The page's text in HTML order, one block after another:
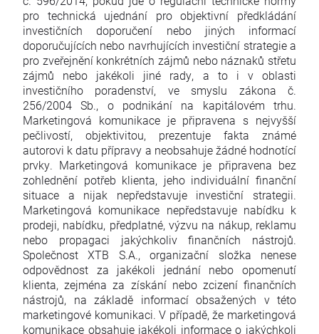
pro technická ujednání pro objektivní předkládání
investičních doporučení nebo jiných informací
doporučujících nebo navrhujících investiční strategie a
pro zveřejnění konkrétních zájmů nebo náznaků střetu
zájmů nebo jakékoli jiné rady, a to i v oblasti
investičního poradenství, ve smyslu zákona č.
256/2004 Sb., o podnikání na kapitálovém trhu.
Marketingová komunikace je připravena s nejvyšší
pečlivostí, objektivitou, prezentuje fakta známé
autorovi k datu přípravy a neobsahuje žádné hodnotící
prvky. Marketingová komunikace je připravena bez
zohlednění potřeb klienta, jeho individuální finanční
situace a nijak nepředstavuje investiční strategii.
Marketingová komunikace nepředstavuje nabídku k
prodeji, nabídku, předplatné, výzvu na nákup, reklamu
nebo propagaci jakýchkoliv finančních nástrojů.
Společnost XTB S.A., organizační složka nenese
odpovědnost za jakékoli jednání nebo opomenutí
klienta, zejména za získání nebo zcizení finančních
nástrojů, na základě informací obsažených v této
marketingové komunikaci. V případě, že marketingová
komunikace obsahuje jakékoli informace o jakýchkoli